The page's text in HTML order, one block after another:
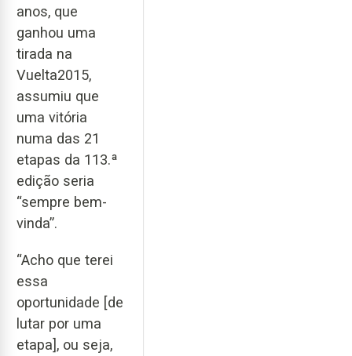
anos, que
ganhou uma
tirada na
Vuelta2015,
assumiu que
uma vitória
numa das 21
etapas da 113.ª
edição seria
“sempre bem-
vinda”.
“Acho que terei
essa
oportunidade [de
lutar por uma
etapa], ou seja,